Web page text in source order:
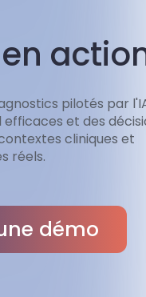
pilotés par
et des
cliniques et
réels.
démo